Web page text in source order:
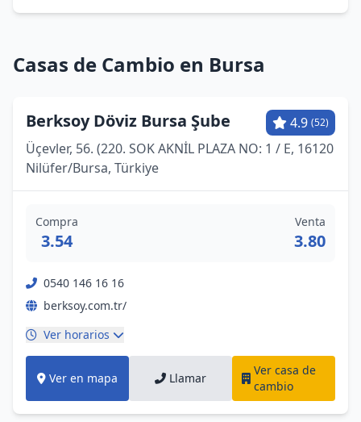
Casas de Cambio en Bursa
Berksoy Döviz Bursa Şube 4.9 (52)
Üçevler, 56. (220. SOK AKNİL PLAZA NO: 1 / E, 16120
Ni̇lüfer/Bursa, Türkiye
Compra
3.54
Venta
3.80
0540 146 16 16
berksoy.com.tr/
Ver horarios
Ver en mapa Llamar
Ver casa de
cambio